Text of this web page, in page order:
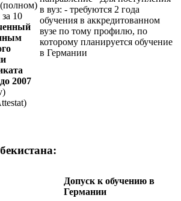
в вуз: - требуются 2 года
обучения в аккредитованном
вузе по тому профилю, по
которому планируется обучение
в Германии
(полном)
10
2007
Допуск к обучению в
Германии